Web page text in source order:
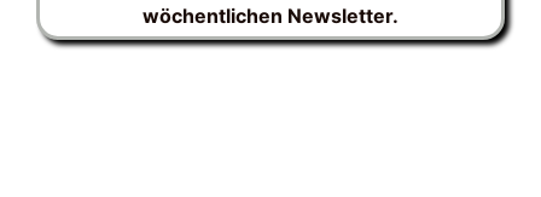
wöchentlichen Newsletter.